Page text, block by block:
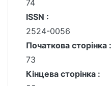
74
ISSN :
2524-0056
Початкова сторінка :
73
Кінцева сторінка :